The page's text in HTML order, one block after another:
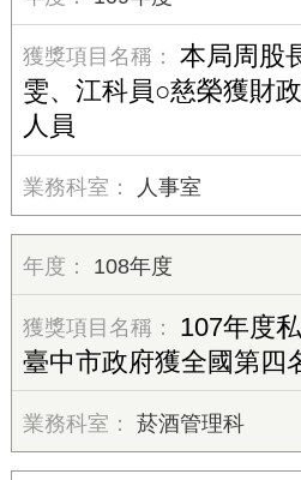
本局周股
雯、江科員○慈榮獲財
人員
人事室
108年度
107年度
臺中市政府獲全國第四
菸酒管理科